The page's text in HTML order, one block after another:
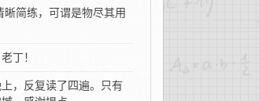
晰简练，可谓是物尽其用
丁！
，反复读了四遍。只有